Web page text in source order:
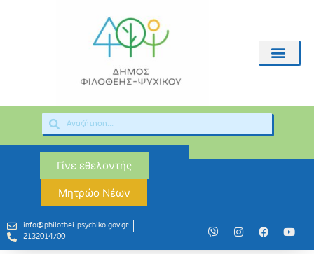
Γίνε εθελοντής
Μητρώο Νέων
info@philothei-psychiko.gov.gr
2132014700